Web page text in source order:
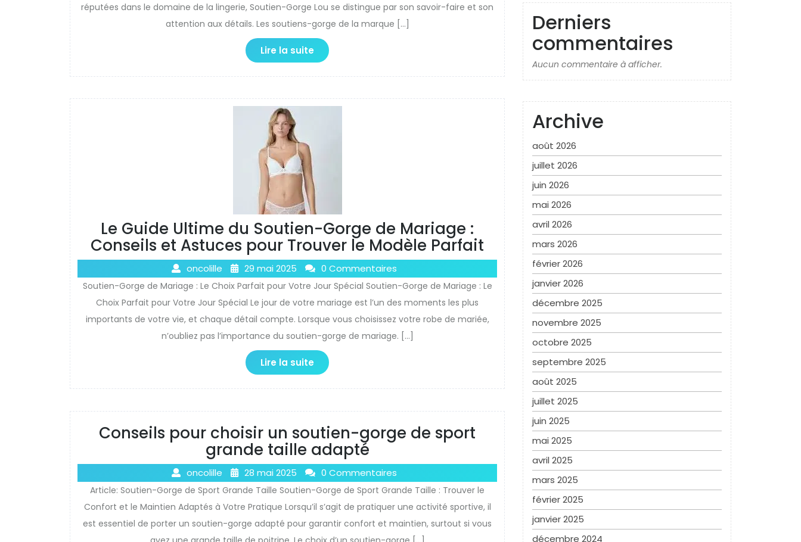
réputées dans le domaine de la lingerie, Soutien-Gorge Lou se distingue par son savoir-faire et son
attention aux détails. Les soutiens-gorge de la marque […]
Lire la suite
Le Guide Ultime du Soutien-Gorge de Mariage :
Conseils et Astuces pour Trouver le Modèle Parfait
oncolille 29 mai 2025 0 Commentaires
Soutien-Gorge de Mariage : Le Choix Parfait pour Votre Jour Spécial Soutien-Gorge de Mariage : Le
Choix Parfait pour Votre Jour Spécial Le jour de votre mariage est l’un des moments les plus
importants de votre vie, et chaque détail compte. Lorsque vous choisissez votre robe de mariée,
n’oubliez pas l’importance du soutien-gorge de mariage. […]
Lire la suite
Conseils pour choisir un soutien-gorge de sport
grande taille adapté
oncolille 28 mai 2025 0 Commentaires
Article: Soutien-Gorge de Sport Grande Taille Soutien-Gorge de Sport Grande Taille : Trouver le
Confort et le Maintien Adaptés à Votre Pratique Lorsqu’il s’agit de pratiquer une activité sportive, il
est essentiel de porter un soutien-gorge adapté pour garantir confort et maintien, surtout si vous
Derniers
commentaires
Aucun commentaire à afficher.
Archive
août 2026
juillet 2026
juin 2026
mai 2026
avril 2026
mars 2026
février 2026
janvier 2026
décembre 2025
novembre 2025
octobre 2025
septembre 2025
août 2025
juillet 2025
juin 2025
mai 2025
avril 2025
mars 2025
février 2025
janvier 2025
décembre 2024